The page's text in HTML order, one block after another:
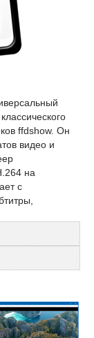
ffdshow. Он
видео и
на
с